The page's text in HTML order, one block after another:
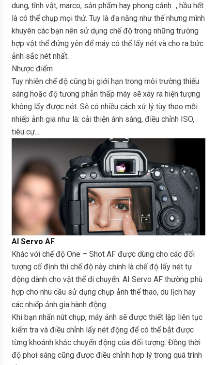
dung, tĩnh vật, marco, sản phẩm hay phong cảnh..., hầu hết
là có thể chụp mọi thứ. Tuy là đa năng như thế nhưng mình
khuyên các bạn nên sử dụng chế độ trong những trường
hợp vật thể đứng yên để máy có thể lấy nét và cho ra bức
ảnh sắc nét nhất.
Nhược điểm
Tuy nhiên chế độ cũng bị giới hạn trong môi trường thiếu
sáng hoặc độ tương phản thấp máy sẽ xãy ra hiện tượng
không lấy được nét. Sẽ có nhiều cách xử lý tùy theo mỗi
nhiếp ảnh gia như là: cải thiện ánh sáng, điều chỉnh ISO,
tiêu cự...
AI Servo AF
Khác với chế độ One – Shot AF được dùng cho các đối
tượng cố định thì chế độ này chính là chế độ lấy nét tự
động dành cho vật thể di chuyển. AI Servo AF thường phù
hợp cho nhu cầu sử dụng chụp ảnh thể thao, du lịch hay
các nhiếp ảnh gia hành động.
Khi bạn nhấn nút chụp, máy ảnh sẽ được thiết lập liên tục
kiểm tra và điều chỉnh lấy nét động để có thể bắt được
từng khoảnh khắc chuyển động của đối tượng. Đồng thời
độ phơi sáng cũng được điều chỉnh hợp lý trong quá trình